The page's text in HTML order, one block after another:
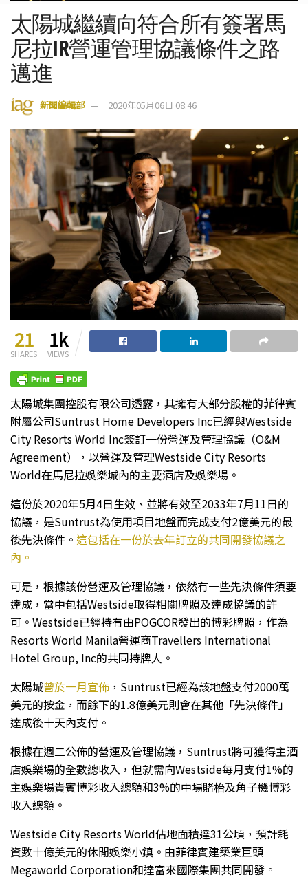
太陽城繼續向符合所有簽署馬
尼拉IR營運管理協議條件之路
邁進
新聞編輯部 2020年05月06日 08:46
21
SHARES
1k
VIEWS
太陽城集團控股有限公司透露，其擁有大部分股權的菲律賓
附屬公司Suntrust Home Developers Inc已經與Westside
City Resorts World Inc簽訂一份營運及管理協議（O&M
Agreement），以營運及管理Westside City Resorts
World在馬尼拉娛樂城內的主要酒店及娛樂場。
這份於2020年5月4日生效、並將有效至2033年7月11日的
協議，是Suntrust為使用項目地盤而完成支付2億美元的最
後先決條件。 這包括在一份於去年訂立的共同開發協議之
內。
可是，根據該份營運及管理協議，依然有一些先決條件須要
達成，當中包括Westside取得相關牌照及達成協議的許
可。Westside已經持有由POGCOR發出的博彩牌照，作為
Resorts World Manila營運商Travellers International
Hotel Group, Inc的共同持牌人。
太陽城曾於一月宣佈 ，Suntrust已經為該地盤支付2000萬
美元的按金，而餘下的1.8億美元則會在其他「先決條件」
達成後十天內支付。
根據在週二公佈的營運及管理協議，Suntrust將可獲得主酒
店娛樂場的全數總收入，但就需向Westside每月支付1%的
主娛樂場貴賓博彩收入總額和3%的中場賭枱及角子機博彩
收入總額。
Westside City Resorts World佔地面積達31公頃，預計耗
資數十億美元的休閒娛樂小鎮。由菲律賓建築業巨頭
Megaworld Corporation和達富來國際集團共同開發。